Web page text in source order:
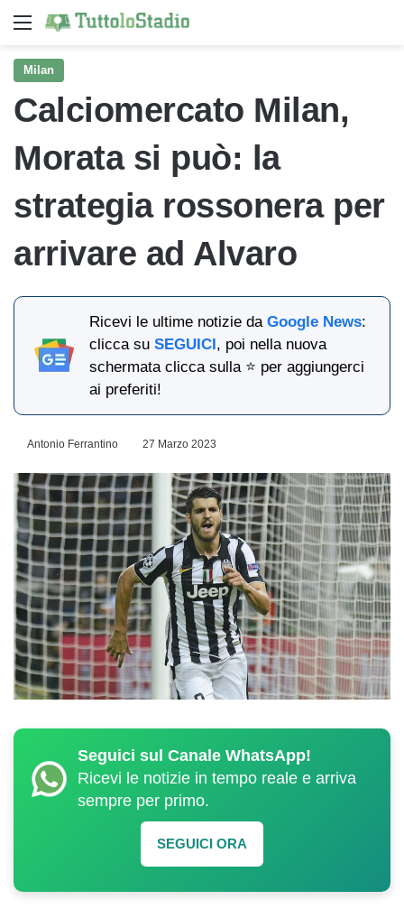
Menu
Milan
Calciomercato Milan,
Morata si può: la
strategia rossonera per
arrivare ad Alvaro
Ricevi le ultime notizie daGoogle News:
clicca suSEGUICI, poi nella nuova
schermata clicca sulla ⭐ per aggiungerci
ai preferiti!
Antonio Ferrantino 27 Marzo 2023
Seguici sul Canale WhatsApp!
Ricevi le notizie in tempo reale e arriva
sempre per primo.
SEGUICI ORA